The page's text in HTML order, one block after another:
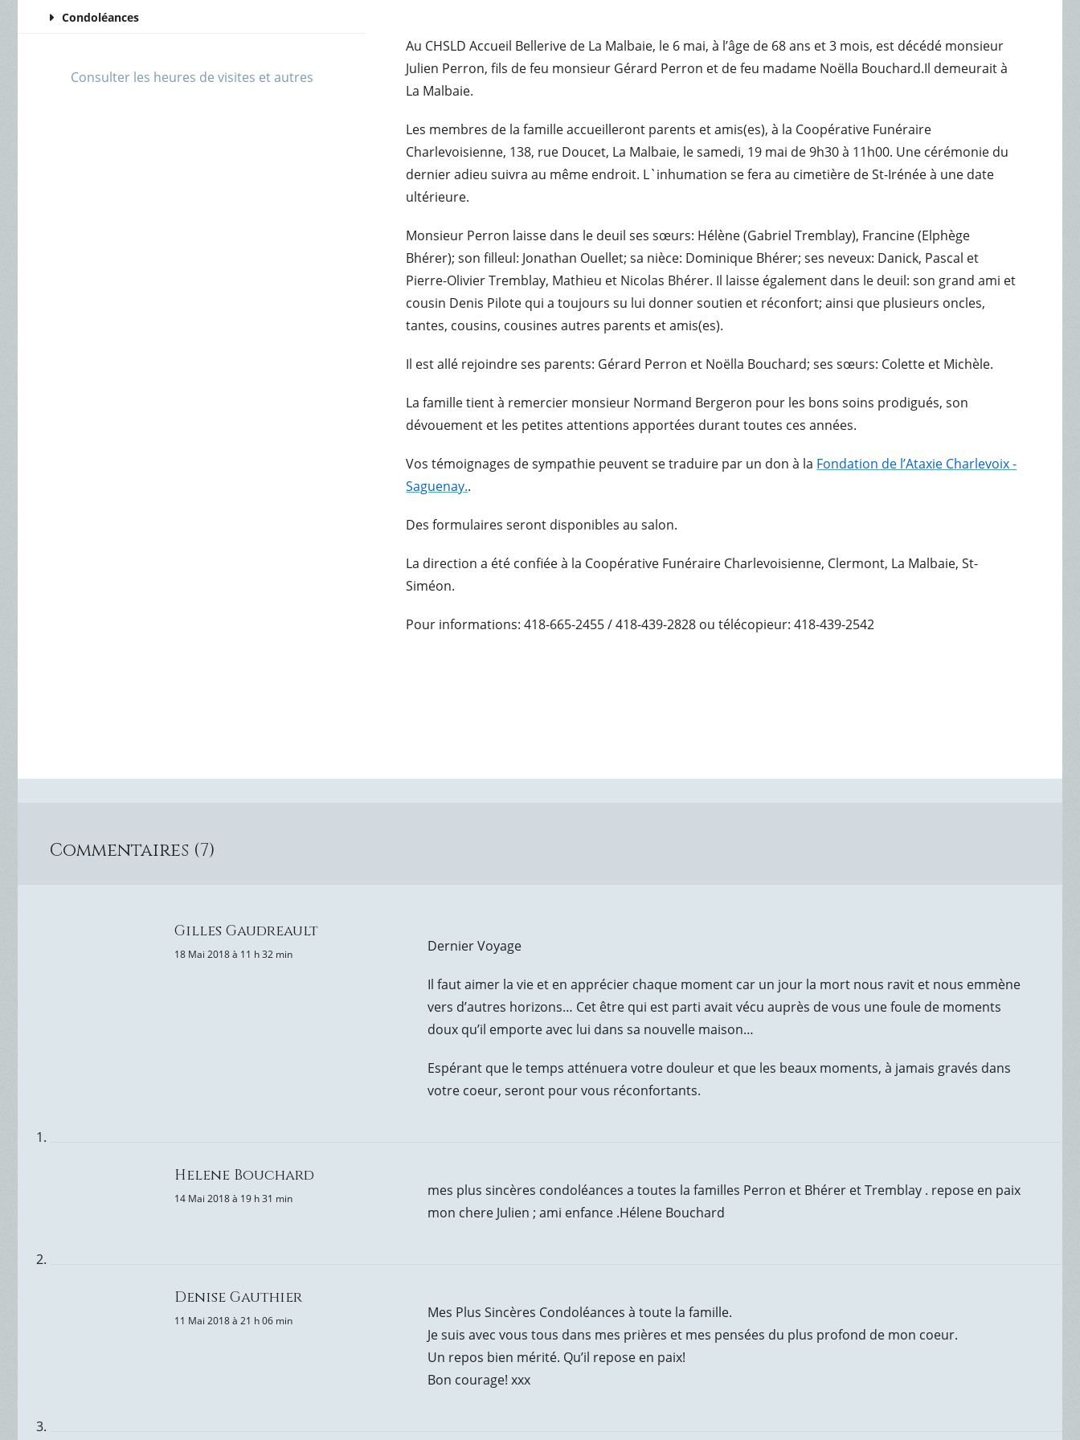
Condoléances
Consulter les heures de visites et autres
Au CHSLD Accueil Bellerive de La Malbaie, le 6 mai, à l’âge de 68 ans et 3 mois, est décédé monsieur
Julien Perron, fils de feu monsieur Gérard Perron et de feu madame Noëlla Bouchard.Il demeurait à
La Malbaie.
Les membres de la famille accueilleront parents et amis(es), à la Coopérative Funéraire
Charlevoisienne, 138, rue Doucet, La Malbaie, le samedi, 19 mai de 9h30 à 11h00. Une cérémonie du
dernier adieu suivra au même endroit. L`inhumation se fera au cimetière de St-Irénée à une date
ultérieure.
Monsieur Perron laisse dans le deuil ses sœurs: Hélène (Gabriel Tremblay), Francine (Elphège
Bhérer); son filleul: Jonathan Ouellet; sa nièce: Dominique Bhérer; ses neveux: Danick, Pascal et
Pierre-Olivier Tremblay, Mathieu et Nicolas Bhérer. Il laisse également dans le deuil: son grand ami et
cousin Denis Pilote qui a toujours su lui donner soutien et réconfort; ainsi que plusieurs oncles,
tantes, cousins, cousines autres parents et amis(es).
Il est allé rejoindre ses parents: Gérard Perron et Noëlla Bouchard; ses sœurs: Colette et Michèle.
La famille tient à remercier monsieur Normand Bergeron pour les bons soins prodigués, son
dévouement et les petites attentions apportées durant toutes ces années.
Vos témoignages de sympathie peuvent se traduire par un don à la Fondation de l’Ataxie Charlevoix -
Saguenay..
Des formulaires seront disponibles au salon.
La direction a été confiée à la Coopérative Funéraire Charlevoisienne, Clermont, La Malbaie, St-
Siméon.
Pour informations: 418-665-2455 / 418-439-2828 ou télécopieur: 418-439-2542
Commentaires (7)
Gilles Gaudreault
18 Mai 2018 à 11 h 32 min Dernier Voyage
Il faut aimer la vie et en apprécier chaque moment car un jour la mort nous ravit et nous emmène
vers d’autres horizons… Cet être qui est parti avait vécu auprès de vous une foule de moments
doux qu’il emporte avec lui dans sa nouvelle maison…
Espérant que le temps atténuera votre douleur et que les beaux moments, à jamais gravés dans
votre coeur, seront pour vous réconfortants.
Helene Bouchard
14 Mai 2018 à 19 h 31 min
mes plus sincères condoléances a toutes la familles Perron et Bhérer et Tremblay . repose en paix
mon chere Julien ; ami enfance .Hélene Bouchard
Denise Gauthier
11 Mai 2018 à 21 h 06 min
Mes Plus Sincères Condoléances à toute la famille.
Je suis avec vous tous dans mes prières et mes pensées du plus profond de mon coeur.
Un repos bien mérité. Qu’il repose en paix!
Bon courage! xxx